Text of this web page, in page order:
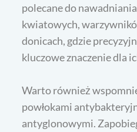
polecane do
kwiatowych,
donicach, gdzie
kluczowe znaczenie dla
Warto również
powłokami
antyglonowymi.